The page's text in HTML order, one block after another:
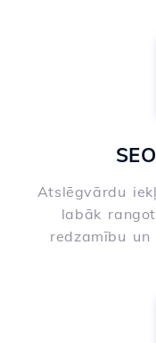
Atslēgvārdu
labāk
redzamību